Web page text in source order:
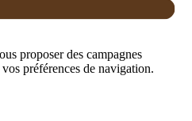
proposer des campagnes
préférences de navigation.